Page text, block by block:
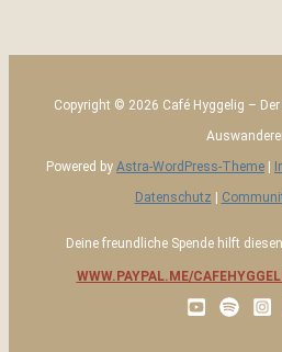
Copyright © 2026 Café Hyggelig –
Powered by Astra-WordPress-Theme
Datenschutz
Deine freundliche Spende hilft
WWW.PAYPAL.ME/